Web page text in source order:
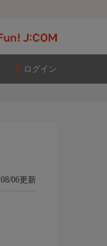
ログイン
08/06更新